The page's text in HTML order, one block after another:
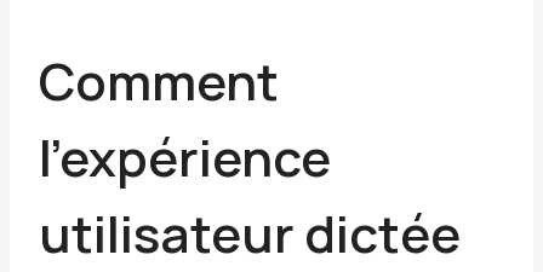
Comment
l’expérience
utilisateur dictée